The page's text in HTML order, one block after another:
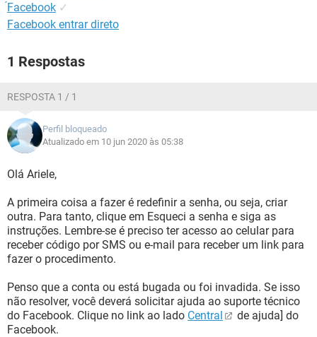
́Facebook ✓
Facebook entrar direto
1 Respostas
RESPOSTA 1 / 1
Perfil bloqueado
Atualizado em 10 jun 2020 às 05:38
Olá Ariele,
A primeira coisa a fazer é redefinir a senha, ou seja, criar
outra. Para tanto, clique em Esqueci a senha e siga as
instruções. Lembre-se é preciso ter acesso ao celular para
receber código por SMS ou e-mail para receber um link para
fazer o procedimento.
Penso que a conta ou está bugada ou foi invadida. Se isso
não resolver, você deverá solicitar ajuda ao suporte técnico
do Facebook. Clique no link ao lado Central
de ajuda] do
Facebook.